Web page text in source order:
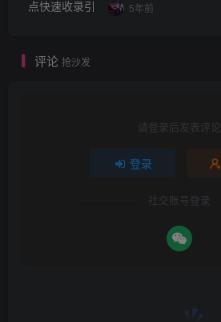
5年前
评论 抢沙发
请登录后发表评论
登录
社交账号登录